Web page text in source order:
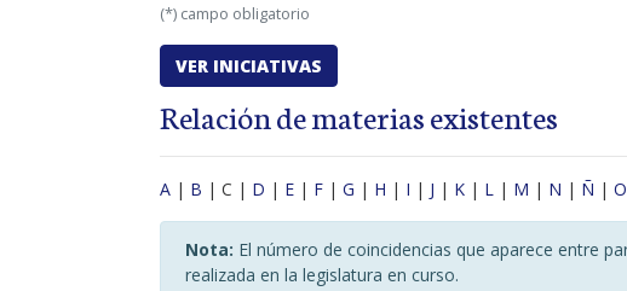
(*) campo obligatorio
Relación de materias existentes
A | B | C | D | E | F | G | H | I | J | K | L | M | N | Ñ | O
Nota: El número de coincidencias que aparece entre
realizada en la legislatura en curso.